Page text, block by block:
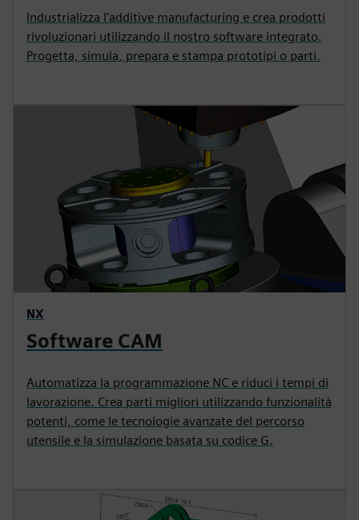
Industrializza l'additive manufacturing e crea prodotti
rivoluzionari utilizzando il nostro software integrato.
Progetta, simula, prepara e stampa prototipi o parti.
NX
Software CAM
Automatizza la programmazione NC e riduci i tempi di
lavorazione. Crea parti migliori utilizzando funzionalità
potenti, come le tecnologie avanzate del percorso
utensile e la simulazione basata su codice G.